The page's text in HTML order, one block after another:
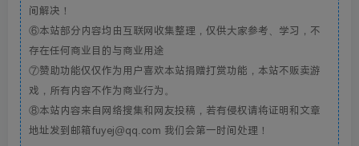
间解决！
⑥本站部分内容均由互联网收集整理，仅供大家参考、学习，不
存在任何商业目的与商业用途
⑦赞助功能仅仅作为用户喜欢本站捐赠打赏功能，本站不贩卖游
戏，所有内容不作为商业行为。
⑧本站内容来自网络搜集和网友投稿，若有侵权请将证明和文章
地址发到邮箱fuyej@qq.com 我们会第一时间处理！